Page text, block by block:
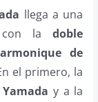
llega a una
con ladoble
de
el primero, la
y a la